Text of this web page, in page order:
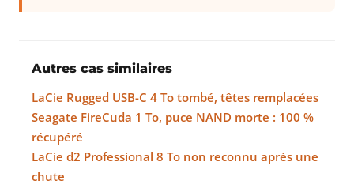
Autres cas similaires
LaCie Rugged USB-C 4 To tombé, têtes remplacées
Seagate FireCuda 1 To, puce NAND morte : 100 %
récupéré
LaCie d2 Professional 8 To non reconnu après une
chute